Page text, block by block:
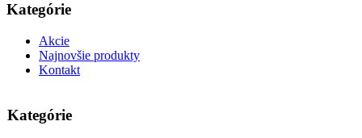
Kategórie
Akcie
Najnovšie produkty
Kontakt
Kategórie